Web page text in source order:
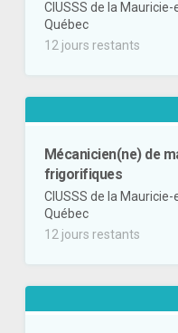
CIUSSS de la
Québec
12 jours restants
Mécanicien(ne) de
frigorifiques
CIUSSS de la
Québec
12 jours restants